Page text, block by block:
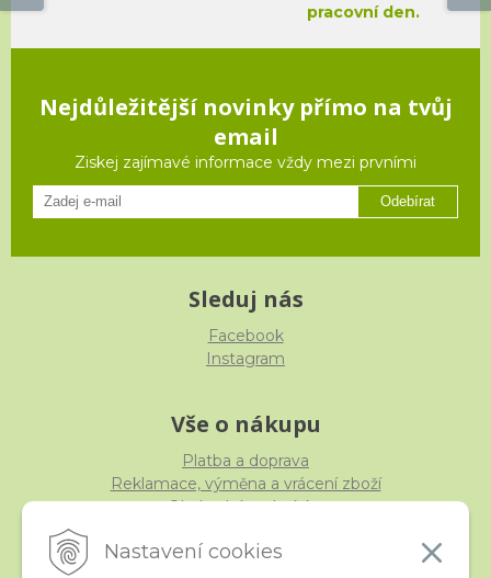
Nastavení cookies
pracovní den.
Nejdůležitější novinky přímo na tvůj
email
Ziskej zajímavé informace vždy mezi prvními
Odebírat
Sleduj nás
Facebook
Instagram
Vše o nákupu
Platba a doprava
Reklamace, výměna a vrácení zboží
Obchodní podmínky